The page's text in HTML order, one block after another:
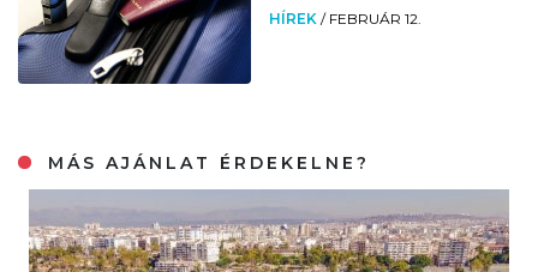
HÍREK / FEBRUÁR 12.
MÁS AJÁNLAT ÉRDEKELNE?